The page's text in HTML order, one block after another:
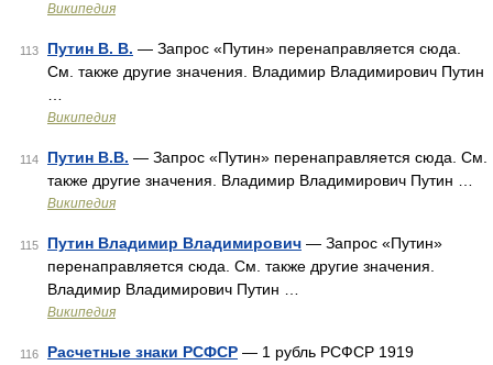
Википедия
113 Путин В. В. — Запрос «Путин» перенаправляется сюда.
Cм. также другие значения. Владимир Владимирович Путин
Википедия
114 Путин В.В. — Запрос «Путин» перенаправляется сюда. Cм.
также другие значения. Владимир Владимирович Путин …
Википедия
115 Путин Владимир Владимирович — Запрос «Путин»
перенаправляется сюда. Cм. также другие значения.
Владимир Владимирович Путин …
Википедия
116 Расчетные знаки РСФСР — 1 рубль РСФСР 1919